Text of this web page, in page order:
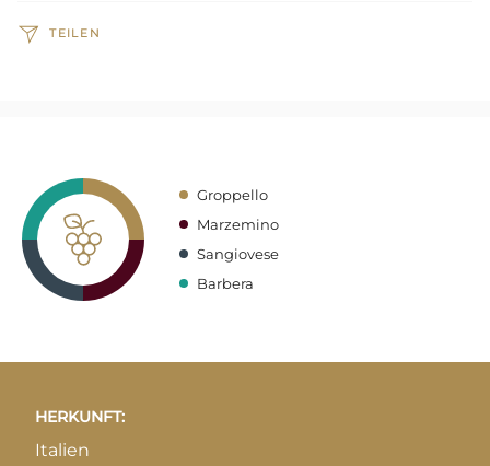
TEILEN
Groppello
Marzemino
Sangiovese
Barbera
HERKUNFT:
Italien